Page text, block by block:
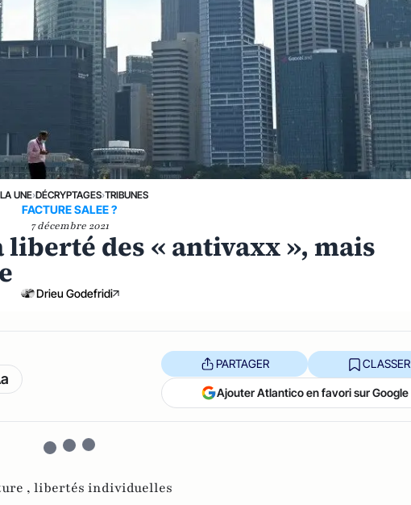
UNE›DÉCRYPTAGES›TRIBUNES
FACTURE SALEE ?
7 décembre 2021
des « antivaxx », mais
Drieu Godefridi
PARTAGER CLASSER
Ajouter Atlantico en favori sur Google
, libertés individuelles